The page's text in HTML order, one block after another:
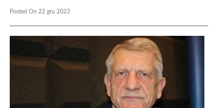
Posted On 22 gru 2023